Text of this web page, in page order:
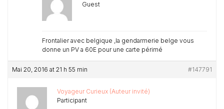
Guest
Frontalier avec belgique ,la gendarmerie belge vous
donne un PV a 60E pour une carte périmé
Mai 20, 2016 at 21 h 55 min #147791
Voyageur Curieux (Auteur invité)
Participant